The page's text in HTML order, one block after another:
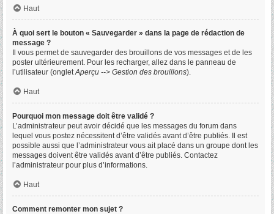
Haut
À quoi sert le bouton « Sauvegarder » dans la page de rédaction de
message ?
Il vous permet de sauvegarder des brouillons de vos messages et de les
poster ultérieurement. Pour les recharger, allez dans le panneau de
l’utilisateur (ongletAperçu --> Gestion des brouillons).
Haut
Pourquoi mon message doit être validé ?
L’administrateur peut avoir décidé que les messages du forum dans
lequel vous postez nécessitent d’être validés avant d’être publiés. Il est
possible aussi que l’administrateur vous ait placé dans un groupe dont les
messages doivent être validés avant d’être publiés. Contactez
l’administrateur pour plus d’informations.
Haut
Comment remonter mon sujet ?